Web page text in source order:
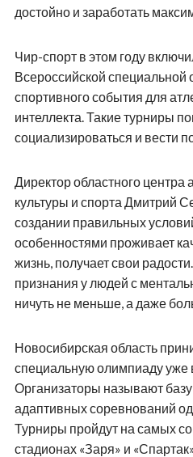
достойно и заработать
Чир-спорт в этом году
Всероссийской
спортивного события для
интеллекта. Такие турниры
социализироваться и вести
Директор областного центра
культуры и спорта Дмитрий
создании правильных
особенностями проживает
жизнь, получает свои
признания у людей с
ничуть не меньше, а даже
Новосибирская область
специальную олимпиаду уже
Организаторы называют
адаптивных соревнований
Турниры пройдут на самых
стадионах «Заря» и